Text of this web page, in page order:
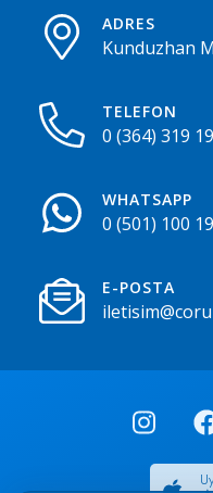
ADRES
Kunduzhan
TELEFON
0 (364) 319
WHATSAPP
0 (501) 100
E-POSTA